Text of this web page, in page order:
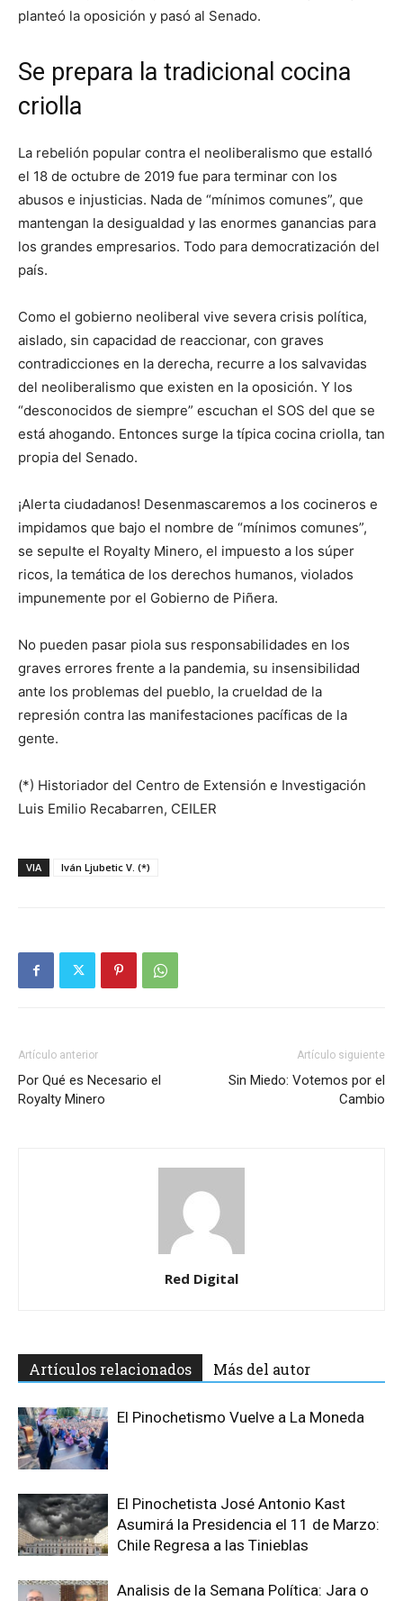
planteó la oposición y pasó al Senado.
Se prepara la tradicional cocina
criolla
La rebelión popular contra el neoliberalismo que estalló
el 18 de octubre de 2019 fue para terminar con los
abusos e injusticias. Nada de “mínimos comunes”, que
mantengan la desigualdad y las enormes ganancias para
los grandes empresarios. Todo para democratización del
país.
Como el gobierno neoliberal vive severa crisis política,
aislado, sin capacidad de reaccionar, con graves
contradicciones en la derecha, recurre a los salvavidas
del neoliberalismo que existen en la oposición. Y los
“desconocidos de siempre” escuchan el SOS del que se
está ahogando. Entonces surge la típica cocina criolla, tan
propia del Senado.
¡Alerta ciudadanos! Desenmascaremos a los cocineros e
impidamos que bajo el nombre de “mínimos comunes”,
se sepulte el Royalty Minero, el impuesto a los súper
ricos, la temática de los derechos humanos, violados
impunemente por el Gobierno de Piñera.
No pueden pasar piola sus responsabilidades en los
graves errores frente a la pandemia, su insensibilidad
ante los problemas del pueblo, la crueldad de la
represión contra las manifestaciones pacíficas de la
gente.
(*) Historiador del Centro de Extensión e Investigación
Luis Emilio Recabarren, CEILER
VIA Iván Ljubetic V. (*)
Artículo anterior
Por Qué es Necesario el
Royalty Minero
Artículo siguiente
Sin Miedo: Votemos por el
Cambio
Red Digital
Artículos relacionados Más del autor
El Pinochetismo Vuelve a La Moneda
El Pinochetista José Antonio Kast
Asumirá la Presidencia el 11 de Marzo:
Chile Regresa a las Tinieblas
Analisis de la Semana Política: Jara o